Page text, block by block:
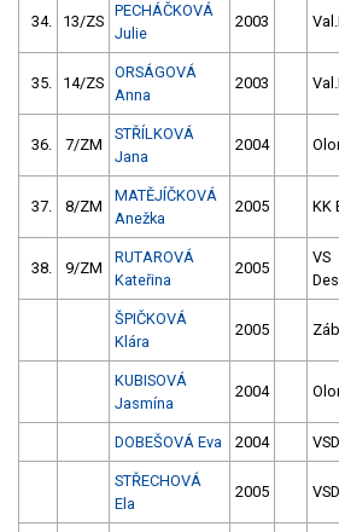
34. 13/ZS
PECHÁČKOVÁ
Julie
2003
35. 14/ZS
ORSÁGOVÁ
Anna
2003
36. 7/ZM
STŘÍLKOVÁ
Jana
2004
37. 8/ZM
MATĚJÍČKOVÁ
Anežka
2005 KK
38. 9/ZM
RUTAROVÁ
Kateřina
2005
VS
ŠPIČKOVÁ
Klára
2005
KUBISOVÁ
Jasmína
2004
DOBEŠOVÁ Eva 2004
STŘECHOVÁ
Ela
2005